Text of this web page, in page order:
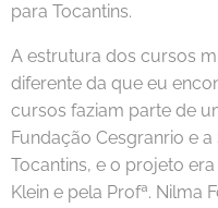
para Tocantins.
A estrutura dos cursos
diferente da que eu
cursos faziam parte de
Fundação Cesgranrio e
Tocantins, e o projeto
Klein e pela Profª. Nilma